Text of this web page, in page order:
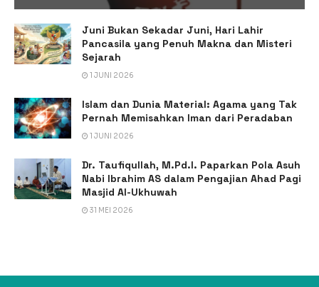
Juni Bukan Sekadar Juni, Hari Lahir
Pancasila yang Penuh Makna dan Misteri
Sejarah
1 JUNI 2026
Islam dan Dunia Material: Agama yang Tak
Pernah Memisahkan Iman dari Peradaban
1 JUNI 2026
Dr. Taufiqullah, M.Pd.I. Paparkan Pola Asuh
Nabi Ibrahim AS dalam Pengajian Ahad Pagi
Masjid Al-Ukhuwah
31 MEI 2026